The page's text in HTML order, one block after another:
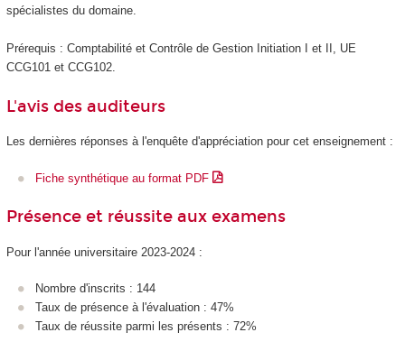
spécialistes du domaine.
Prérequis : Comptabilité et Contrôle de Gestion Initiation I et II, UE
CCG101 et CCG102.
L'avis des auditeurs
Les dernières réponses à l'enquête d'appréciation pour cet enseignement :
Fiche synthétique au format PDF
Présence et réussite aux examens
Pour l'année universitaire 2023-2024 :
Nombre d'inscrits : 144
Taux de présence à l'évaluation : 47%
Taux de réussite parmi les présents : 72%